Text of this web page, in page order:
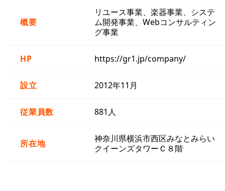
概要
リユース事業、楽器事業、システ
ム開発事業、Webコンサルティン
グ事業
HP https://gr1.jp/company/
設立 2012年11月
従業員数 881人
所在地
神奈川県横浜市西区みなとみらい
クイーンズタワーＣ８階